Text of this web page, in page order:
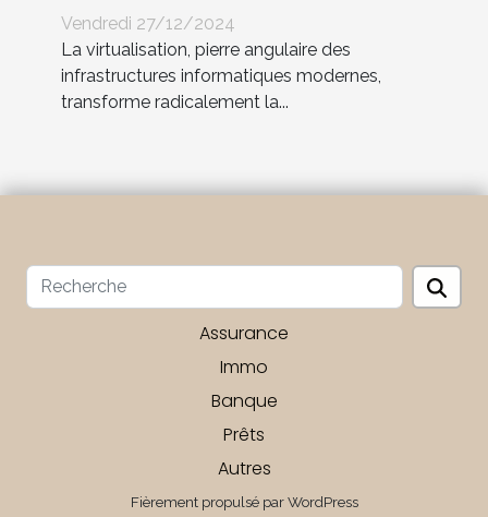
entreprises modernes
Vendredi 27/12/2024
La virtualisation, pierre angulaire des
infrastructures informatiques modernes,
transforme radicalement la...
Assurance
Immo
Banque
Prêts
Autres
Fièrement propulsé par WordPress